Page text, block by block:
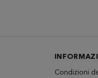
Condizioni